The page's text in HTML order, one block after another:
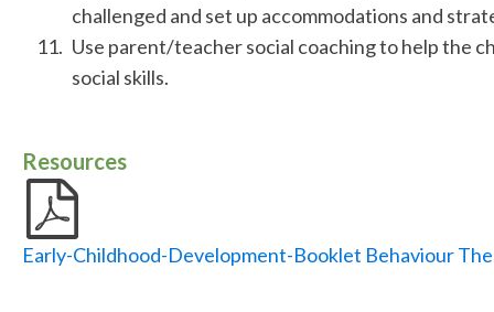
challenged and set up accommodations and
Use parent/teacher social coaching to help the
social skills.
Resources
Early-Childhood-Development-Booklet Behaviour